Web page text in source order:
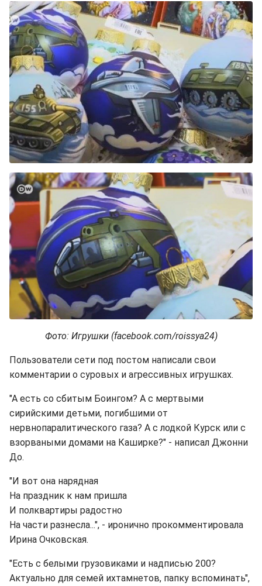
Фото: Игрушки (facebook.com/roissya24)
Пользователи сети под постом написали свои
комментарии о суровых и агрессивных игрушках.
"А есть со сбитым Боингом? А с мертвыми
сирийскими детьми, погибшими от
нервнопаралитического газа? А с лодкой Курск или с
взорваными домами на Каширке?" - написал Джонни
До.
"И вот она нарядная
На праздник к нам пришла
И полквартиры радостно
На части разнесла...", - иронично прокомментировала
Ирина Очковская.
"Есть с белыми грузовиками и надписью 200?
Актуально для семей ихтамнетов, папку вспоминать",